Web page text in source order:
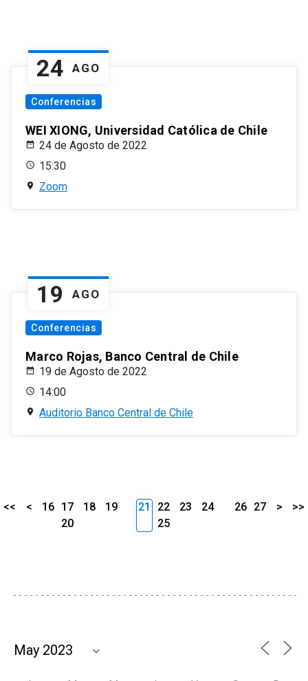
24 AGO
Conferencias
WEI XIONG, Universidad Católica de Chile
24 de Agosto de 2022
15:30
Zoom
19 AGO
Conferencias
Marco Rojas, Banco Central de Chile
19 de Agosto de 2022
14:00
Auditorio Banco Central de Chile
<< < 16 17 18
19
20
21 22 23
24
25
26 27 > >>